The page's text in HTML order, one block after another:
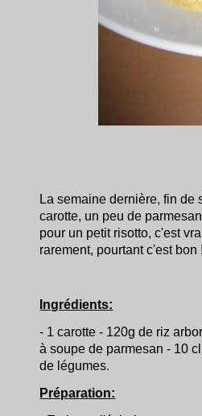
La semaine dernière, fin de
carotte, un peu de
pour un petit risotto, c'est
rarement, pourtant c'est bon
Ingrédients:
- 1 carotte - 120g de riz
à soupe de parmesan - 10
de légumes.
Préparation: